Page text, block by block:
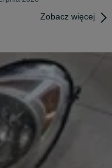
Zobacz więcej